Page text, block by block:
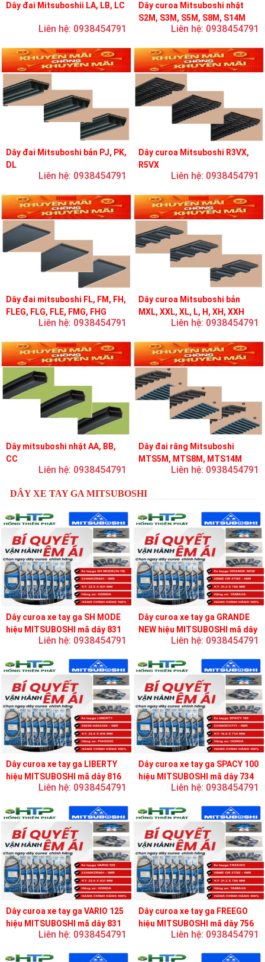
Dây đai Mitsuboshii LA, LB, LC
Liên hệ: 0938454791
Dây curoa Mitsuboshi nhật
S2M, S3M, S5M, S8M, S14M
Liên hệ: 0938454791
Dây đai Mitsuboshi bản PJ, PK,
DL
Liên hệ: 0938454791
Dây curoa Mitsuboshi R3VX,
R5VX
Liên hệ: 0938454791
Dây đai mitsuboshi FL, FM, FH,
FLEG, FLG, FLE, FMG, FHG
Liên hệ: 0938454791
Dây curoa Mitsuboshi bản
MXL, XXL, XL, L, H, XH, XXH
Liên hệ: 0938454791
Dây mitsuboshi nhật AA, BB,
CC
Liên hệ: 0938454791
Dây đai răng Mitsuboshi
MTS5M, MTS8M, MTS14M
Liên hệ: 0938454791
DÂY XE TAY GA MITSUBOSHI
Dây curoa xe tay ga SH MODE
hiệu MITSUBOSHI mã dây 831
Liên hệ: 0938454791
Dây curoa xe tay ga GRANDE
NEW hiệu MITSUBOSHI mã dây
Liên hệ: 0938454791
Dây curoa xe tay ga LIBERTY
hiệu MITSUBOSHI mã dây 816
Liên hệ: 0938454791
Dây curoa xe tay ga SPACY 100
hiệu MITSUBOSHI mã dây 734
Liên hệ: 0938454791
Dây curoa xe tay ga VARIO 125
hiệu MITSUBOSHI mã dây 831
Liên hệ: 0938454791
Dây curoa xe tay ga FREEGO
hiệu MITSUBOSHI mã dây 756
Liên hệ: 0938454791